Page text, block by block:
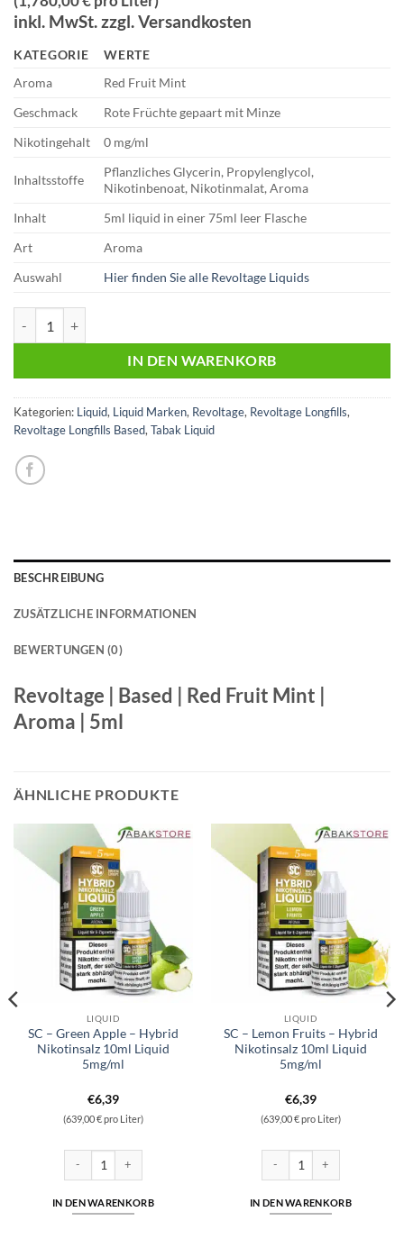
war: ist:
inkl. MwSt. zzgl. Versandkosten
KATEGORIE
WERTE
Aroma
Red Fruit Mint
Geschmack
Rote Früchte gepaart mit Minze
Nikotingehalt
0 mg/ml
Inhaltsstoffe
Pflanzliches Glycerin, Propylenglycol,
Nikotinbenoat, Nikotinmalat, Aroma
Inhalt
5ml liquid in einer 75ml leer Flasche
Art
Aroma
Auswahl
Hier finden Sie alle Revoltage Liquids
IN DEN WARENKORB
Kategorien: Liquid, Liquid Marken, Revoltage, Revoltage Longfills,
Revoltage Longfills Based, Tabak Liquid
BESCHREIBUNG
ZUSÄTZLICHE INFORMATIONEN
BEWERTUNGEN (0)
Revoltage | Based | Red Fruit Mint |
Aroma | 5ml
ÄHNLICHE PRODUKTE
LIQUID
SC – Green Apple – Hybrid
Nikotinsalz 10ml Liquid
5mg/ml
€6,39
(639,00 € pro Liter)
IN DEN WARENKORB
LIQUID
SC – Lemon Fruits – Hybrid
Nikotinsalz 10ml Liquid
5mg/ml
€6,39
(639,00 € pro Liter)
IN DEN WARENKORB